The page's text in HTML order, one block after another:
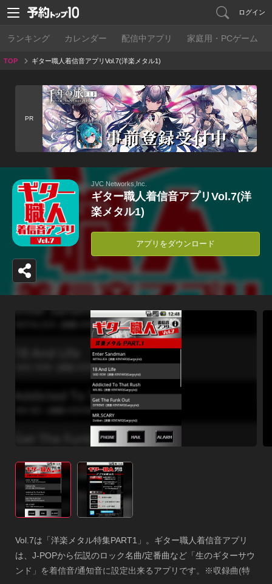
ログイン
ランキング カレンダー 配信中アプリ 家庭用・PCゲーム
TOP ギター職人着信音アプリVol.7(洋楽メタル1)
PR
JVC Networks,Inc.
ギター職人着信音アプリVol.7(洋
楽メタル1)
アプリをダウンロード
Vol.7は「洋楽メタル特集PART1」。ギター職人着信音アプリ
は、J-POPから伝説のロック名曲/定番曲など「生のギターサウ
ンド」を着信音/通知音に設定出来るアプリです。※収録曲(特